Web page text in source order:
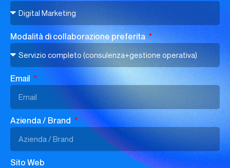
Modalità di collaborazione preferita
Email
Azienda / Brand
Sito Web